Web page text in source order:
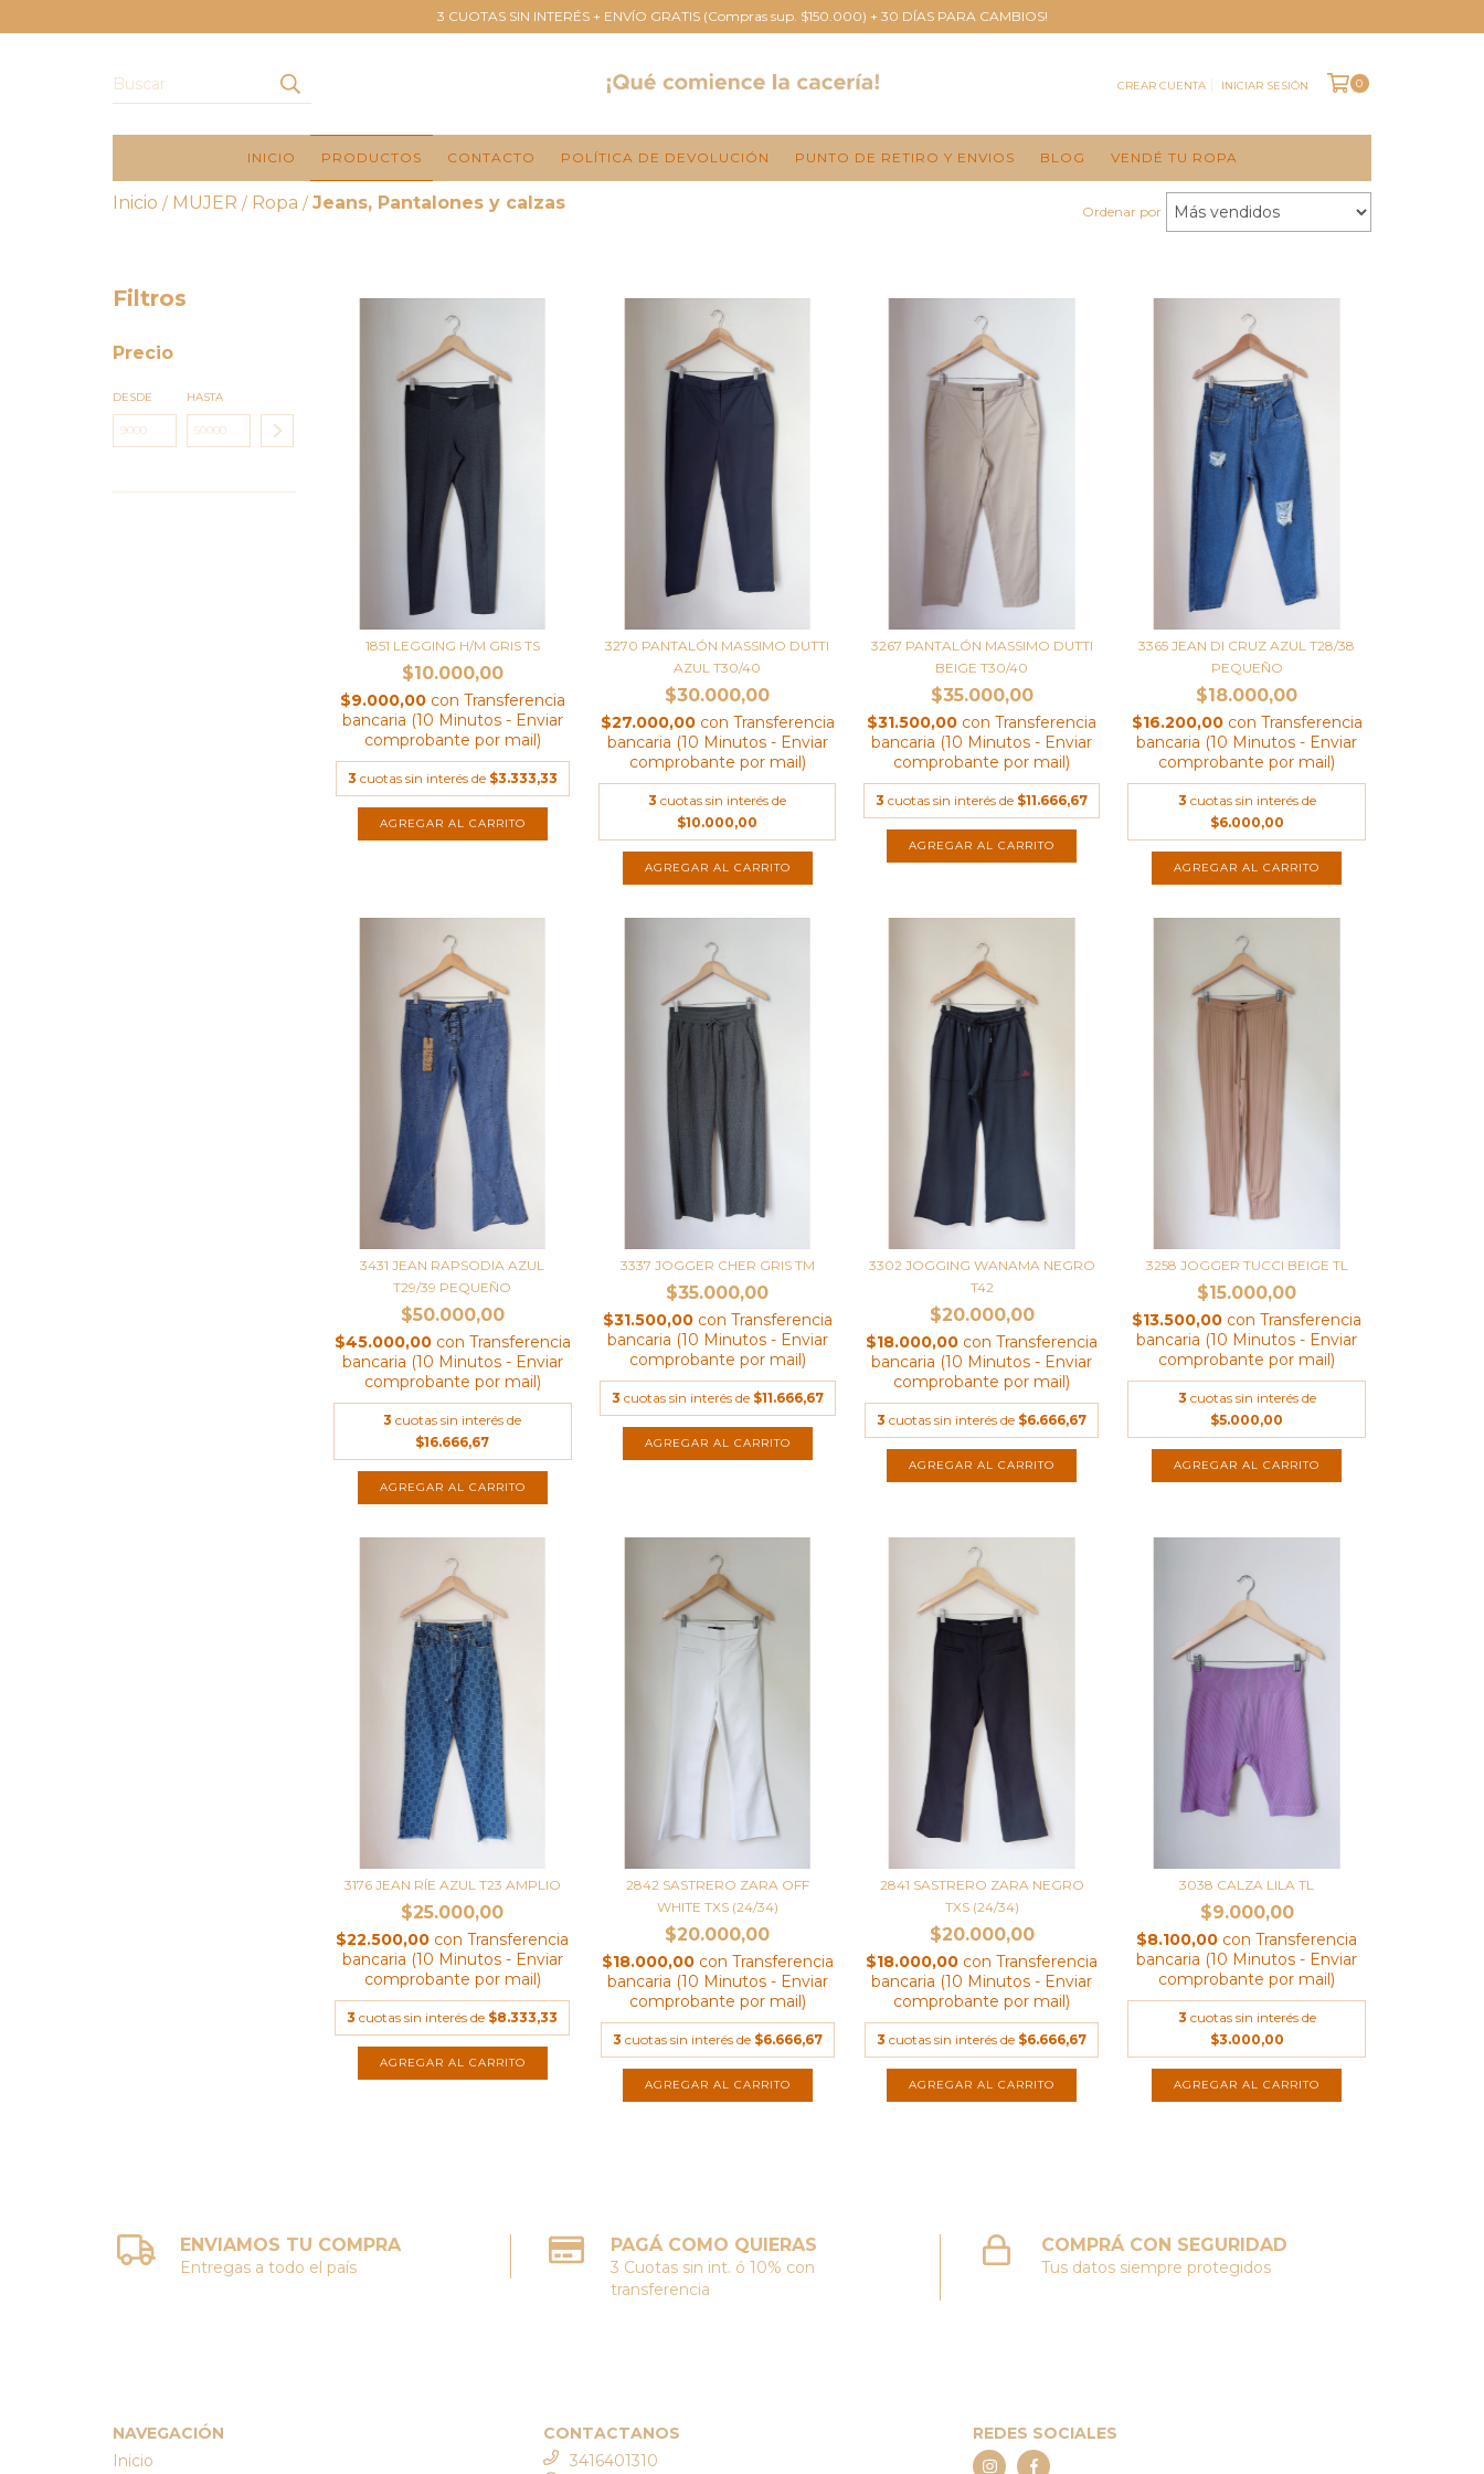
3 CUOTAS SIN INTERÉS + ENVÍO GRATIS (Compras sup. $150.000) + 30 DÍAS PARA CAMBIOS!
CREAR CUENTA INICIAR SESIÓN 0
INICIO PRODUCTOS CONTACTO POLÍTICA DE DEVOLUCIÓN PUNTO DE RETIRO Y ENVIOS BLOG VENDÉ TU ROPA
Inicio / MUJER / Ropa / Jeans, Pantalones y calzas Ordenar por
Filtros
Precio
DESDE HASTA
1851 LEGGING H/M GRIS TS
$10.000,00
$9.000,00 con Transferencia
bancaria (10 Minutos - Enviar
comprobante por mail)
3 cuotas sin interés de $3.333,33
3270 PANTALÓN MASSIMO DUTTI
AZUL T30/40
$30.000,00
$27.000,00 con Transferencia
bancaria (10 Minutos - Enviar
comprobante por mail)
3 cuotas sin interés de
$10.000,00
3267 PANTALÓN MASSIMO DUTTI
BEIGE T30/40
$35.000,00
$31.500,00 con Transferencia
bancaria (10 Minutos - Enviar
comprobante por mail)
3 cuotas sin interés de $11.666,67
3365 JEAN DI CRUZ AZUL T28/38
PEQUEÑO
$18.000,00
$16.200,00 con Transferencia
bancaria (10 Minutos - Enviar
comprobante por mail)
3 cuotas sin interés de
$6.000,00
3431 JEAN RAPSODIA AZUL
T29/39 PEQUEÑO
$50.000,00
$45.000,00 con Transferencia
bancaria (10 Minutos - Enviar
comprobante por mail)
3 cuotas sin interés de
$16.666,67
3337 JOGGER CHER GRIS TM
$35.000,00
$31.500,00 con Transferencia
bancaria (10 Minutos - Enviar
comprobante por mail)
3 cuotas sin interés de $11.666,67
3302 JOGGING WANAMA NEGRO
T42
$20.000,00
$18.000,00 con Transferencia
bancaria (10 Minutos - Enviar
comprobante por mail)
3 cuotas sin interés de $6.666,67
3258 JOGGER TUCCI BEIGE TL
$15.000,00
$13.500,00 con Transferencia
bancaria (10 Minutos - Enviar
comprobante por mail)
3 cuotas sin interés de
$5.000,00
3176 JEAN RÍE AZUL T23 AMPLIO
$25.000,00
$22.500,00 con Transferencia
bancaria (10 Minutos - Enviar
comprobante por mail)
3 cuotas sin interés de $8.333,33
2842 SASTRERO ZARA OFF
WHITE TXS (24/34)
$20.000,00
$18.000,00 con Transferencia
bancaria (10 Minutos - Enviar
comprobante por mail)
3 cuotas sin interés de $6.666,67
2841 SASTRERO ZARA NEGRO
TXS (24/34)
$20.000,00
$18.000,00 con Transferencia
bancaria (10 Minutos - Enviar
comprobante por mail)
3 cuotas sin interés de $6.666,67
3038 CALZA LILA TL
$9.000,00
$8.100,00 con Transferencia
bancaria (10 Minutos - Enviar
comprobante por mail)
3 cuotas sin interés de
$3.000,00
ENVIAMOS TU COMPRA
Entregas a todo el país
PAGÁ COMO QUIERAS
3 Cuotas sin int. ó 10% con
transferencia
COMPRÁ CON SEGURIDAD
Tus datos siempre protegidos
NAVEGACIÓN
Inicio
CONTACTANOS
3416401310
REDES SOCIALES